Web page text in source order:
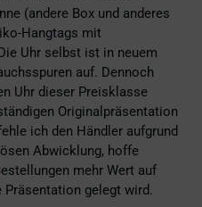
(andere Box und anderes
Hangtags mit
Uhr selbst ist in neuem
auf. Dennoch
Uhr dieser Preisklasse
Originalpräsentation
ich den Händler aufgrund
Abwicklung, hoffe
mehr Wert auf
gelegt wird.